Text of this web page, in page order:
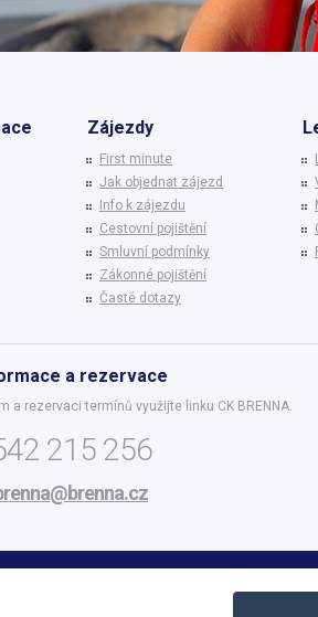
Zájezdy
First minute
Jak objednat zájezd
Info k zájezdu
Cestovní pojištění
Smluvní podmínky
Zákonné pojištění
Časté dotazy
a rezervace
a rezervaci termínů využijte linku CK BRENNA.
215 256